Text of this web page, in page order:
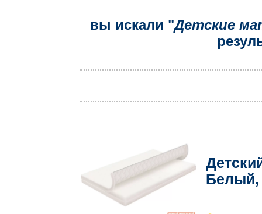
вы искали "Детские
Белый,